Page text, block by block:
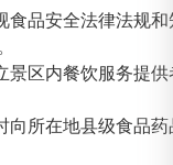
品安全法律法规
区内餐饮服务提
所在地县级食品